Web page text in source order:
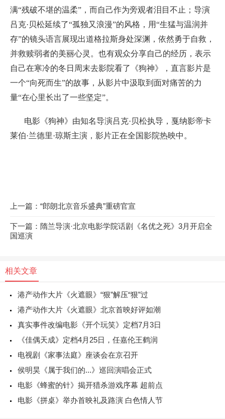
满“残破不堪的温柔”，而自己作为旁观者泪目不止；导演
吕克·贝松延续了“孤独又浪漫”的风格，用“生猛与温润并
存”的镜头语言展现出道格拉斯身处深渊，依然勇于自救，
并救赎弱者的美丽心灵。也有观众分享自己的经历，表示
自己在寒冷的冬日周末去影院看了《狗神》，直言影片是
一个“向死而生”的故事，从影片中汲取到面对痛苦的力
量“在心里长出了一些坚定”。
电影《狗神》由知名导演吕克·贝松执导，戛纳影帝卡
莱伯·兰德里·琼斯主演，影片正在全国影院热映中。
上一篇：“郎朗北京音乐盛典”重磅官宣
下一篇：隋兰导演·北京电影学院话剧《名优之死》3月开启全
国巡演
相关文章
港产动作大片《火遮眼》“狠”解压“狠”过
港产动作大片《火遮眼》北京首映好评如潮
真实事件改编电影《开个玩笑》定档7月3日
《佳偶天成》定档4月25日，任嘉伦王鹤润
电视剧《家事法庭》座谈会在京召开
侯明昊《属于我们的...》巡回演唱会正式
电影《蜂蜜的针》揭开猎杀游戏序幕 超前点
电影《拼桌》举办首映礼及路演 白色情人节